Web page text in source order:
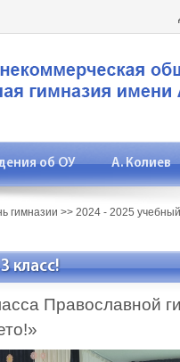
об ОУ А. Колиев
гимназии >> 2024 - 2025
класс!
Православной